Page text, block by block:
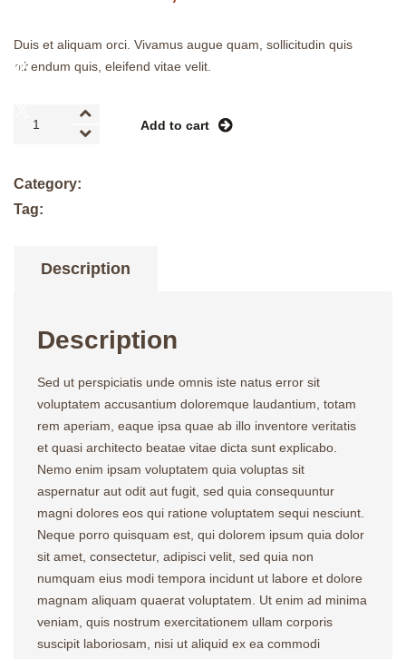
was:
lei7,000.00.lei5,000.00.
Duis et aliquam orci. Vivamus augue quam, sollicitudin quis
bibendum quis, eleifend vitae velit.
quantity
Add to cart
Category:
Tag:
Description
Description
Sed ut perspiciatis unde omnis iste natus error sit
voluptatem accusantium doloremque laudantium, totam
rem aperiam, eaque ipsa quae ab illo inventore veritatis
et quasi architecto beatae vitae dicta sunt explicabo.
Nemo enim ipsam voluptatem quia voluptas sit
aspernatur aut odit aut fugit, sed quia consequuntur
magni dolores eos qui ratione voluptatem sequi nesciunt.
Neque porro quisquam est, qui dolorem ipsum quia dolor
sit amet, consectetur, adipisci velit, sed quia non
numquam eius modi tempora incidunt ut labore et dolore
magnam aliquam quaerat voluptatem. Ut enim ad minima
veniam, quis nostrum exercitationem ullam corporis
suscipit laboriosam, nisi ut aliquid ex ea commodi